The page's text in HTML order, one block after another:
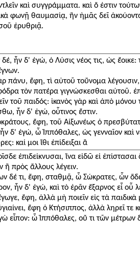
καὶ συγγράμματα. καὶ ὅ ἐστιν
φωνῇ θαυμασίᾳ, ἣν ἡμᾶς δεῖ
ἐρυθριᾷ.
δέ, ἦν δ' ἐγώ, ὁ Λύσις νέος τις, ὡς
πάνυ, ἔφη, τὶ αὐτοῦ τοὔνομα λέγουσιν,
τὸν πατέρα γιγνώσκεσθαι αὐτοῦ.
τοῦ παιδός: ἱκανὸς γὰρ καὶ ἀπὸ μόνου
ἦν δ' ἐγώ, οὗτινος ἔστιν.
ἔφη, τοῦ Αἰξωνέως ὁ
ἦν δ' ἐγώ, ὦ Ἱππόθαλες, ὡς γενναῖον καὶ
καί μοι ἴθι ἐπίδειξαι ἃ
ἐπιδείκνυσαι, ἵνα εἰδῶ εἰ
ἢ πρὸς ἄλλους λέγειν.
δέ τι, ἔφη, σταθμᾷ, ὦ Σώκρατες, ὧν ὅδε
ἦν δ' ἐγώ, καὶ τὸ ἐρᾶν ἔξαρνος εἶ οὗ
ἔφη, ἀλλὰ μὴ ποιεῖν εἰς τὰ
ἔφη ὁ Κτήσιππος, ἀλλὰ ληρεῖ τε
εἶπον: ὦ Ἱππόθαλες, οὔ τι τῶν μέτρων